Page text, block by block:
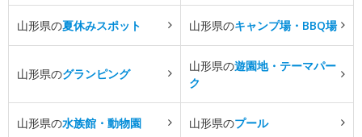
山形県の夏休みスポット 山形県のキャンプ場・BBQ場
山形県のグランピング
山形県の遊園地・テーマパー
ク
山形県の水族館・動物園 山形県のプール